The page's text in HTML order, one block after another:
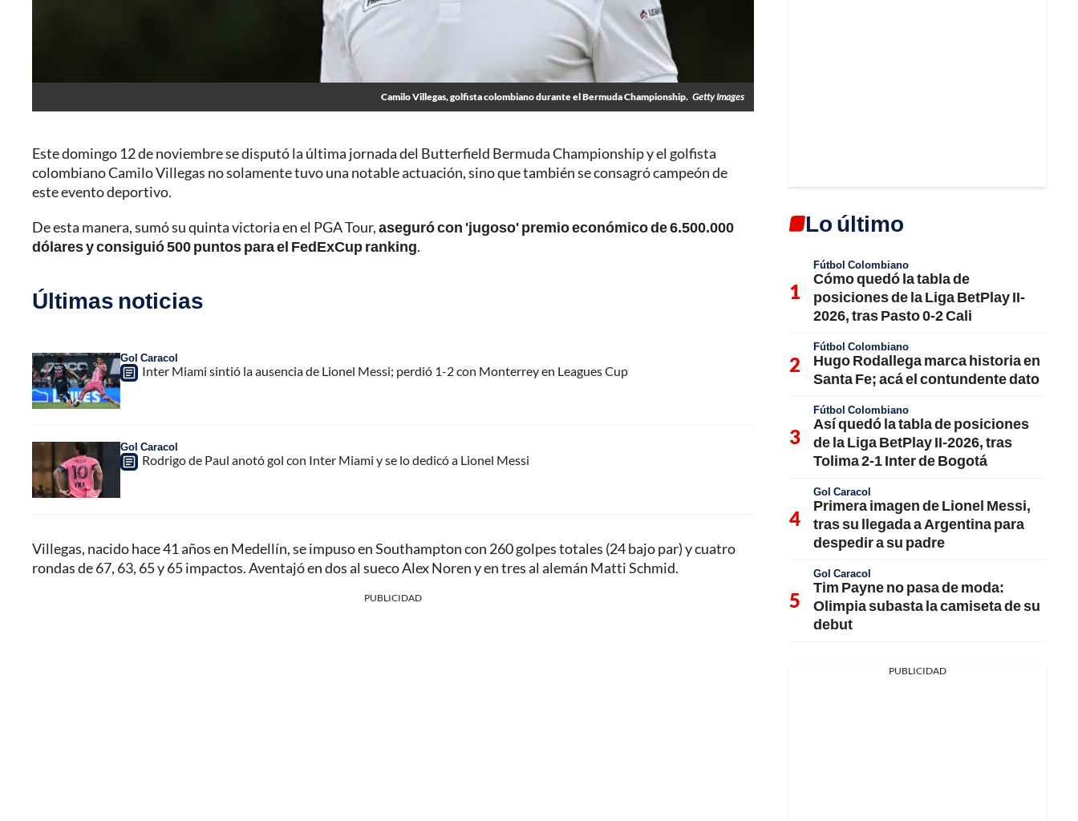
Camilo Villegas, golfista colombiano durante el Bermuda Championship. Getty Images
Este domingo 12 de noviembre se disputó la última jornada del Butterfield Bermuda Championship y el golfista
colombiano Camilo Villegas no solamente tuvo una notable actuación, sino que también se consagró campeón de
este evento deportivo.
De esta manera, sumó su quinta victoria en el PGA Tour,aseguró con 'jugoso' premio económico de 6.500.000
dólares y consiguió 500 puntos para el FedExCup ranking.
Últimas noticias
Gol Caracol
Inter Miami sintió la ausencia de Lionel Messi; perdió 1-2 con Monterrey en Leagues Cup
Gol Caracol
Rodrigo de Paul anotó gol con Inter Miami y se lo dedicó a Lionel Messi
Villegas, nacido hace 41 años en Medellín, se impuso en Southampton con 260 golpes totales (24 bajo par) y cuatro
rondas de 67, 63, 65 y 65 impactos. Aventajó en dos al sueco Alex Noren y en tres al alemán Matti Schmid.
PUBLICIDAD
Lo último
Fútbol Colombiano
Cómo quedó la tabla de
posiciones de la Liga BetPlay II-
2026, tras Pasto 0-2 Cali
Fútbol Colombiano
Hugo Rodallega marca historia en
Santa Fe; acá el contundente dato
Fútbol Colombiano
Así quedó la tabla de posiciones
de la Liga BetPlay II-2026, tras
Tolima 2-1 Inter de Bogotá
Gol Caracol
Primera imagen de Lionel Messi,
tras su llegada a Argentina para
despedir a su padre
Gol Caracol
Tim Payne no pasa de moda:
Olimpia subasta la camiseta de su
debut
PUBLICIDAD